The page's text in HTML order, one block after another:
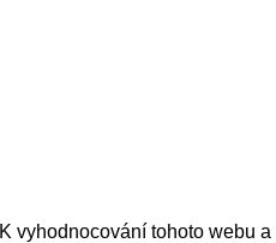
K vyhodnocování tohoto webu